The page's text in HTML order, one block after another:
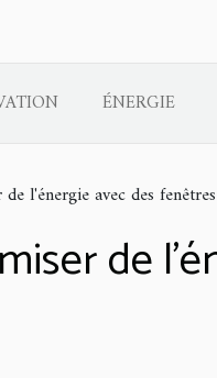
ÉNERGIE
l'énergie avec des
de